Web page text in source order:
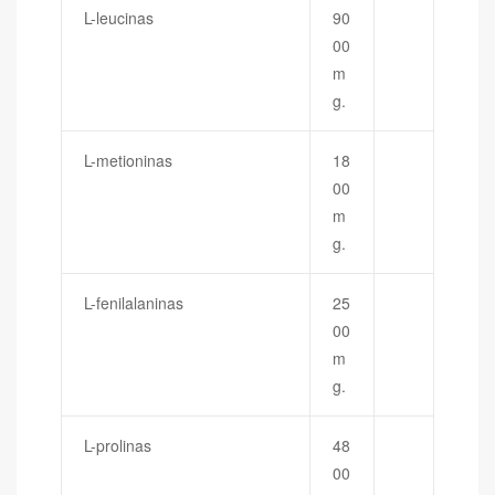
L-leucinas
90
00
m
g.
L-metioninas
18
00
m
g.
L-fenilalaninas
25
00
m
g.
L-prolinas
48
00